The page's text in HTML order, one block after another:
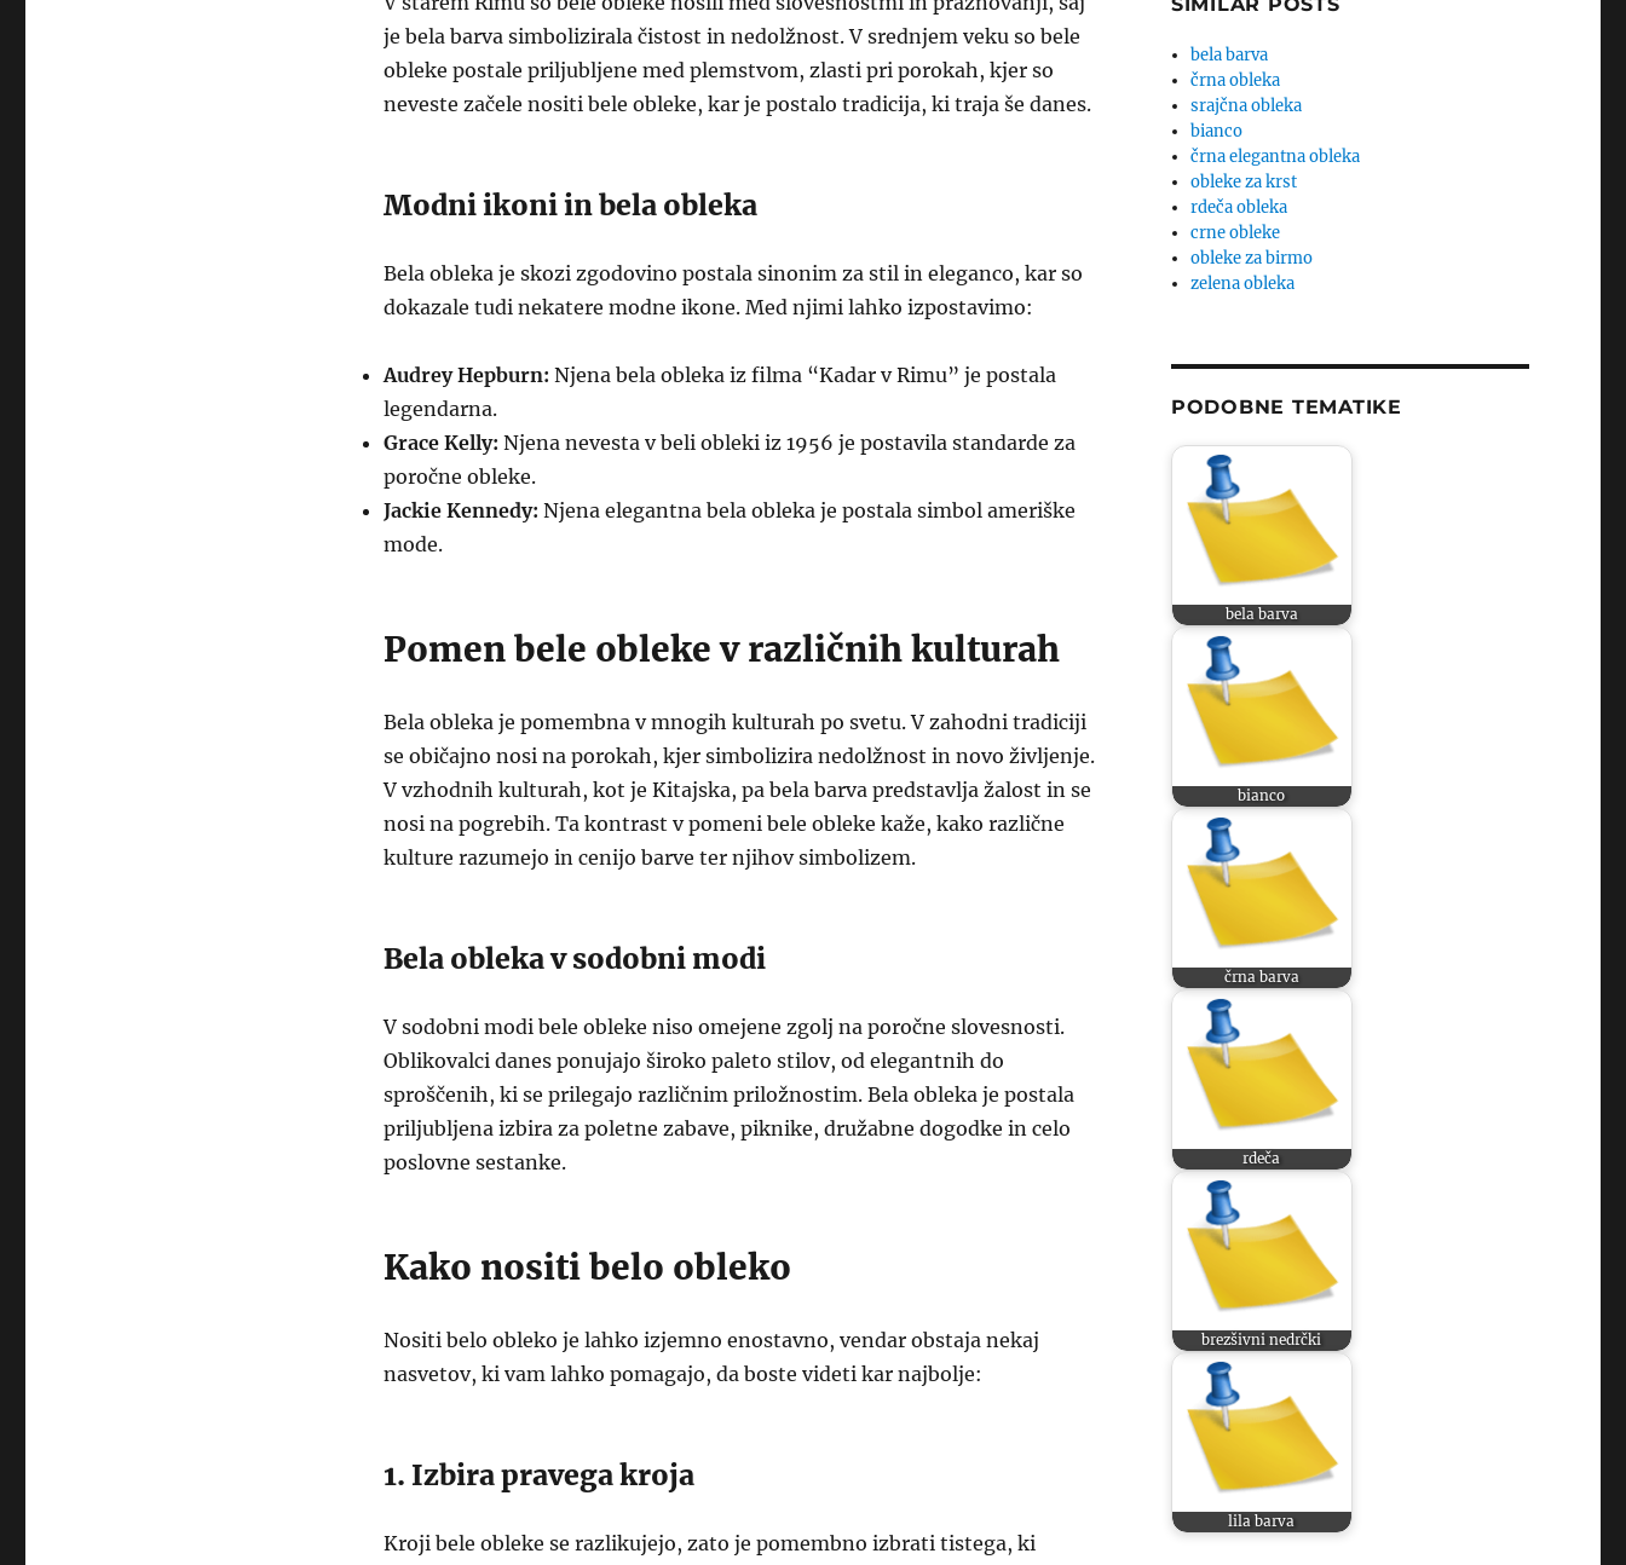
je bela barva simbolizirala čistost in nedolžnost. V srednjem veku so bele
obleke postale priljubljene med plemstvom, zlasti pri porokah, kjer so
neveste začele nositi bele obleke, kar je postalo tradicija, ki traja še danes.
Modni ikoni in bela obleka
Bela obleka je skozi zgodovino postala sinonim za stil in eleganco, kar so
dokazale tudi nekatere modne ikone. Med njimi lahko izpostavimo:
Audrey Hepburn: Njena bela obleka iz filma “Kadar v Rimu” je postala
legendarna.
Grace Kelly: Njena nevesta v beli obleki iz 1956 je postavila standarde za
poročne obleke.
Jackie Kennedy: Njena elegantna bela obleka je postala simbol ameriške
mode.
Pomen bele obleke v različnih kulturah
Bela obleka je pomembna v mnogih kulturah po svetu. V zahodni tradiciji
se običajno nosi na porokah, kjer simbolizira nedolžnost in novo življenje.
V vzhodnih kulturah, kot je Kitajska, pa bela barva predstavlja žalost in se
nosi na pogrebih. Ta kontrast v pomeni bele obleke kaže, kako različne
kulture razumejo in cenijo barve ter njihov simbolizem.
Bela obleka v sodobni modi
V sodobni modi bele obleke niso omejene zgolj na poročne slovesnosti.
Oblikovalci danes ponujajo široko paleto stilov, od elegantnih do
sproščenih, ki se prilegajo različnim priložnostim. Bela obleka je postala
priljubljena izbira za poletne zabave, piknike, družabne dogodke in celo
poslovne sestanke.
Kako nositi belo obleko
Nositi belo obleko je lahko izjemno enostavno, vendar obstaja nekaj
nasvetov, ki vam lahko pomagajo, da boste videti kar najbolje:
1. Izbira pravega kroja
Kroji bele obleke se razlikujejo, zato je pomembno izbrati tistega, ki
bela barva
črna obleka
srajčna obleka
bianco
črna elegantna obleka
obleke za krst
rdeča obleka
crne obleke
obleke za birmo
zelena obleka
PODOBNE TEMATIKE
bela barva
bianco
črna barva
rdeča
brezšivni nedrčki
lila barva